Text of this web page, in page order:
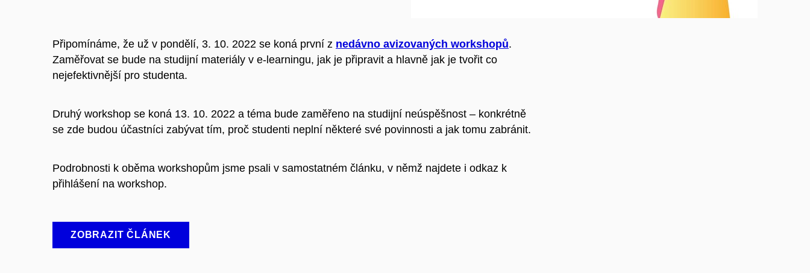
Připomínáme, že už v pondělí, 3. 10. 2022 se koná první z nedávno avizovaných workshopů.
Zaměřovat se bude na studijní materiály v e-learningu, jak je připravit a hlavně jak je tvořit co
nejefektivnější pro studenta.
Druhý workshop se koná 13. 10. 2022 a téma bude zaměřeno na studijní neúspěšnost – konkrétně
se zde budou účastníci zabývat tím, proč studenti neplní některé své povinnosti a jak tomu zabránit.
Podrobnosti k oběma workshopům jsme psali v samostatném článku, v němž najdete i odkaz k
přihlášení na workshop.
ZOBRAZIT ČLÁNEK